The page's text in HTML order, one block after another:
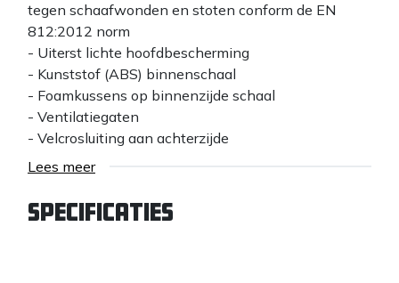
tegen schaafwonden en stoten conform de EN
812:2012 norm
- Uiterst lichte hoofdbescherming
- Kunststof (ABS) binnenschaal
- Foamkussens op binnenzijde schaal
- Ventilatiegaten
- Velcrosluiting aan achterzijde
- 7 cm klep
- Kleur: zwart
Lees meer
Specificaties